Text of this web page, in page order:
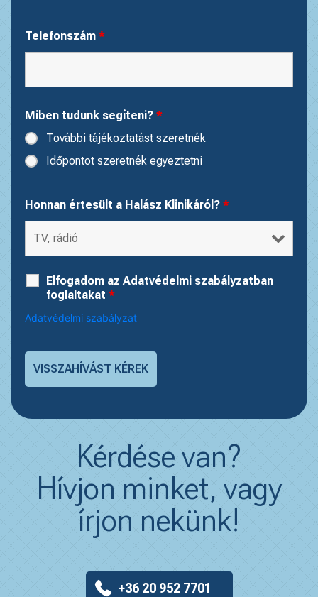
Telefonszám *
Miben tudunk segíteni? *
További tájékoztatást szeretnék
Időpontot szeretnék egyeztetni
Honnan értesült a Halász Klinikáról? *
Elfogadom az Adatvédelmi szabályzatban
foglaltakat *
Adatvédelmi szabályzat
Kérdése van?
Hívjon minket, vagy
írjon nekünk!
+36 20 952 7701